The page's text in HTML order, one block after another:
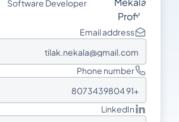
Software Developer
Email address
tilak.nekala@gmail.com
Phone number
+91 8073439804
LinkedIn